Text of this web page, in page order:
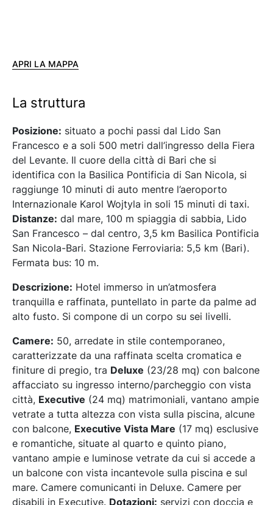
APRI LA MAPPA
La struttura
Posizione: situato a pochi passi dal Lido San
Francesco e a soli 500 metri dall’ingresso della Fiera
del Levante. Il cuore della città di Bari che si
identifica con la Basilica Pontificia di San Nicola, si
raggiunge 10 minuti di auto mentre l’aeroporto
Internazionale Karol Wojtyla in soli 15 minuti di taxi.
Distanze: dal mare, 100 m spiaggia di sabbia, Lido
San Francesco – dal centro, 3,5 km Basilica Pontificia
San Nicola-Bari. Stazione Ferroviaria: 5,5 km (Bari).
Fermata bus: 10 m.
Descrizione: Hotel immerso in un’atmosfera
tranquilla e raffinata, puntellato in parte da palme ad
alto fusto. Si compone di un corpo su sei livelli.
Camere: 50, arredate in stile contemporaneo,
caratterizzate da una raffinata scelta cromatica e
finiture di pregio, tra Deluxe (23/28 mq) con balcone
affacciato su ingresso interno/parcheggio con vista
città, Executive (24 mq) matrimoniali, vantano ampie
vetrate a tutta altezza con vista sulla piscina, alcune
con balcone, Executive Vista Mare (17 mq) esclusive
e romantiche, situate al quarto e quinto piano,
vantano ampie e luminose vetrate da cui si accede a
un balcone con vista incantevole sulla piscina e sul
mare. Camere comunicanti in Deluxe. Camere per
disabili in Executive. Dotazioni: servizi con doccia e